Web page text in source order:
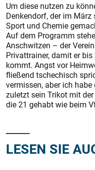
Um diese nutzen zu
Denkendorf, der im
Sport und Chemie
Auf dem Programm
Anschwitzen – der
Privattrainer, damit er
kommt. Angst vor
fließend tschechisch
vermissen, aber ich
zuletzt sein Trikot mit
die 21 gehabt wie beim
LESEN SIE